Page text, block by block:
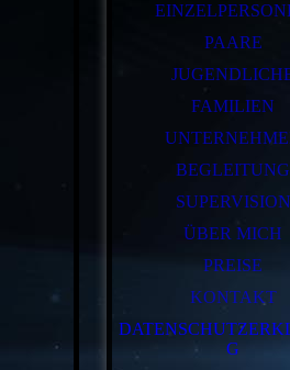
PAARE
FAMILIEN
BEGLEITUNG
SUPERVISION
ÜBER MICH
PREISE
KONTAKT
G